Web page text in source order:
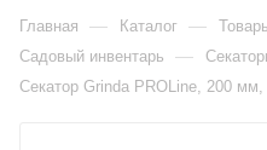
Главная — Каталог —
Садовый инвентарь —
Секатор Grinda PROLine, 200 мм,